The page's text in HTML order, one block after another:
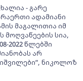
- გარე
ადამიანი
მაგალითია იმ
მოღვაწეების სია,
2022 წლებში
არ
ნიკოლოზ